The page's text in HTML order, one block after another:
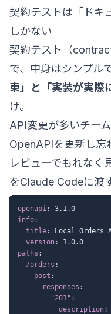
契約テストは「ドキ
しかない
契約テスト（
で、中身はシンプルで
束」と「実装が実際
け。
API変更が多いチー
OpenAPIを更新し忘
レビューでもれなく
をClaude Codeに渡
openapi:
info:
title:
Local Orders
version:
paths :
/orders :
post :
responses :
"201" :
description: